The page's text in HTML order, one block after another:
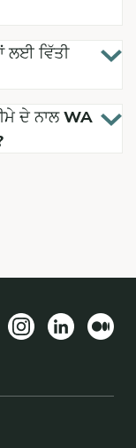
ਲਈ ਵਿੱਤੀ
ਦੇ ਨਾਲ WA